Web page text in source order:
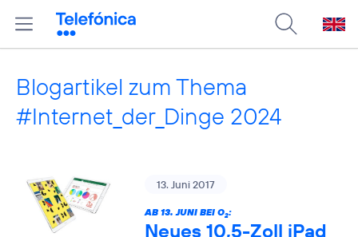
Blogartikel zum Thema
#Internet_der_Dinge 2024
13. Juni 2017
AB 13. JUNI BEI O2:
Neues 10,5-Zoll iPad